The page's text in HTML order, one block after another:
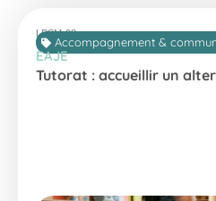
LPSM-03
Accompagnement &
EAJE
Tutorat : accueillir un